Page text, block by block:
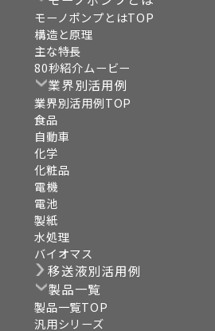
モーノポンプとはTOP
構造と原理
主な特長
80秒紹介ムービー
業界別活用例
業界別活用例TOP
食品
自動車
化学
化粧品
電機
電池
製紙
水処理
バイオマス
移送液別活用例
製品一覧
製品一覧TOP
汎用シリーズ